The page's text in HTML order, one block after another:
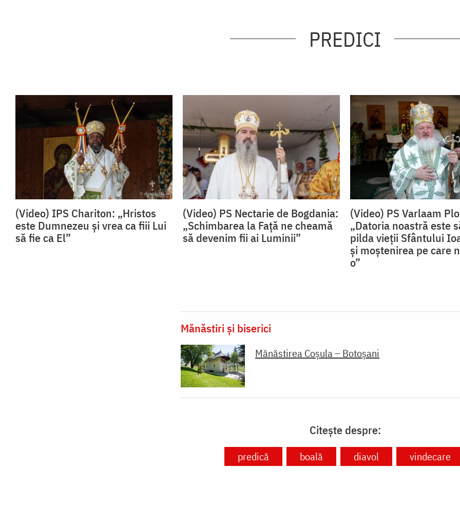
PREDICI
(Video) IPS Chariton: „Hristos
este Dumnezeu și vrea ca fiii Lui
să fie ca El”
(Video) PS Nectarie de Bogdania:
„Schimbarea la Față ne cheamă
să devenim fii ai Luminii”
(Video) PS Varlaam
„Datoria noastră este
pilda vieții Sfântului
și moștenirea pe care
o”
Mănăstiri și biserici
Mănăstirea Coșula – Botoșani
Citește despre:
predică boală diavol vindecare